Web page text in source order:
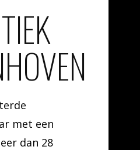
met een
dan 28